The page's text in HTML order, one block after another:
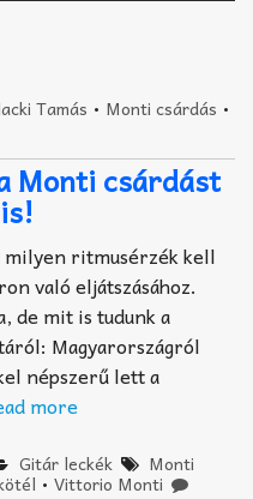
Tamás • Monti csárdás •
Monti csárdást
milyen ritmusérzék kell
való eljátszásához.
de mit is tudunk a
Magyarországról
népszerű lett a
more
Gitár leckék Monti
• Vittorio Monti